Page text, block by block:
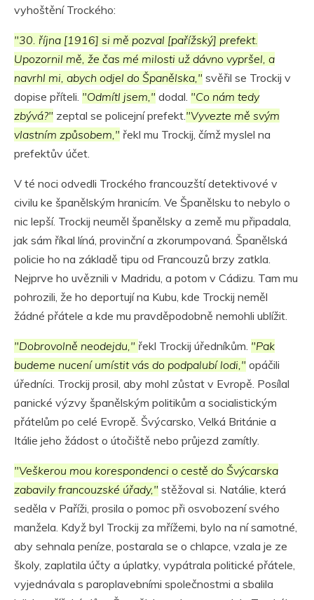
vyhoštění Trockého:
"30. října [1916] si mě pozval [pařížský] prefekt.
Upozornil mě, že čas mé milosti už dávno vypršel, a
navrhl mi, abych odjel do Španělska," svěřil se Trockij v
dopise příteli. "Odmítl jsem," dodal. "Co nám tedy
zbývá?" zeptal se policejní prefekt. "Vyvezte mě svým
vlastním způsobem," řekl mu Trockij, čímž myslel na
prefektův účet.
V té noci odvedli Trockého francouzští detektivové v
civilu ke španělským hranicím. Ve Španělsku to nebylo o
nic lepší. Trockij neuměl španělsky a země mu připadala,
jak sám říkal líná, provinční a zkorumpovaná. Španělská
policie ho na základě tipu od Francouzů brzy zatkla.
Nejprve ho uvěznili v Madridu, a potom v Cádizu. Tam mu
pohrozili, že ho deportují na Kubu, kde Trockij neměl
žádné přátele a kde mu pravděpodobně nemohli ublížit.
"Dobrovolně neodejdu," řekl Trockij úředníkům. "Pak
budeme nucení umístit vás do podpalubí lodi," opáčili
úředníci. Trockij prosil, aby mohl zůstat v Evropě. Posílal
panické výzvy španělským politikům a socialistickým
přátelům po celé Evropě. Švýcarsko, Velká Británie a
Itálie jeho žádost o útočiště nebo průjezd zamítly.
"Veškerou mou korespondenci o cestě do Švýcarska
zabavily francouzské úřady," stěžoval si. Natálie, která
seděla v Paříži, prosila o pomoc při osvobození svého
manžela. Když byl Trockij za mřížemi, bylo na ní samotné,
aby sehnala peníze, postarala se o chlapce, vzala je ze
školy, zaplatila účty a úplatky, vypátrala politické přátele,
vyjednávala s paroplavebními společnostmi a sbalila